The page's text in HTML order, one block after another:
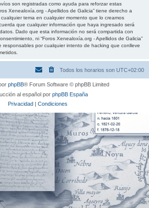
son registradas como ayuda para reforzar estas
Xenealoxía.org - Apellidos de Galicia” tiene derecho a
cualquier tema en cualquier momento que lo creamos
que cualquier información que haya ingresado será
Dado que esta información no será compartida con
ni “Foros Xenealoxía.org - Apellidos de Galicia”
responsables por cualquier intento de hacking que conlleve
Todos los horarios son UTC+02:00
phpBB® Forum Software © phpBB Limited
al español por phpBB España
Privacidad | Condiciones